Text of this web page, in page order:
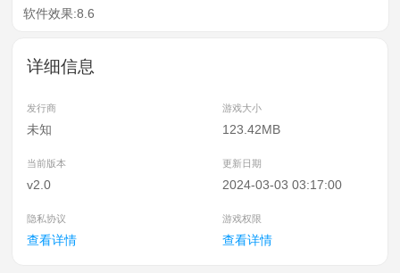
软件效果:8.6
详细信息
发行商 游戏大小
未知 123.42MB
当前版本 更新日期
v2.0 2024-03-03 03:17:00
隐私协议 游戏权限
查看详情 查看详情